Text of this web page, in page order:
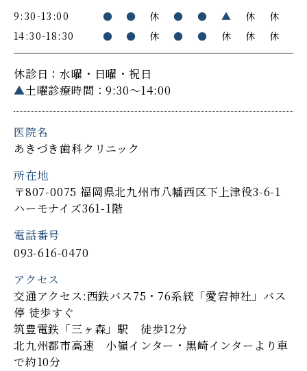
9:30-13:00 ● ● 休 ● ● ▲ 休
休
14:30-18:30
● ● 休 ● ● 休 休 休
休診日：水曜・日曜・祝日
▲土曜診療時間：9:30～14:00
医院名
あきづき歯科クリニック
所在地
〒807-0075 福岡県北九州市八幡西区下上津役3-6-1
ハーモナイズ361-1階
電話番号
093-616-0470
アクセス
交通アクセス:西鉄バス75・76系統「愛宕神社」バス
停 徒歩すぐ
筑豊電鉄「三ヶ森」駅 徒歩12分
北九州都市高速 小嶺インター・黒崎インターより車
で約10分